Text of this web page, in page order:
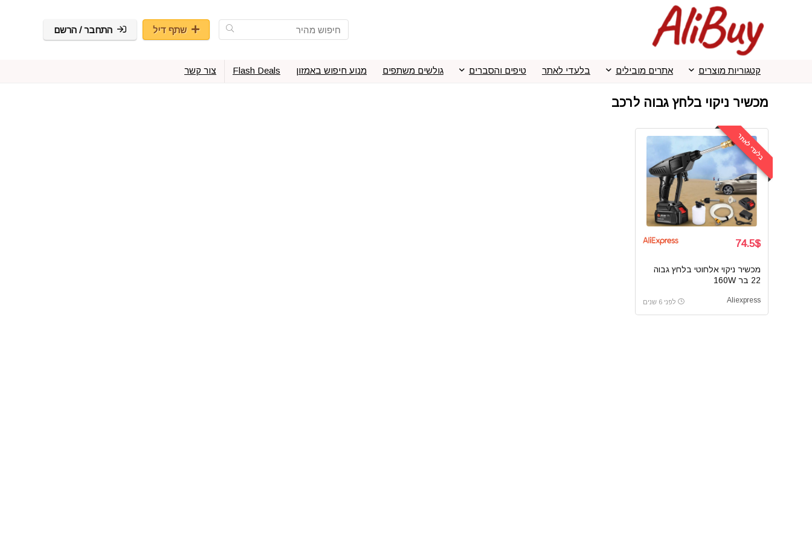
שתף דיל התחבר / הרשם
קטגוריות מוצרים אתרים מובילים בלעדי לאתר טיפים והסברים גולשים משתפים מנוע חיפוש באמזון Flash Deals צור קשר
מכשיר ניקוי בלחץ גבוה לרכב
בלעדי לאתר
74.5$
מכשיר ניקוי אלחוטי בלחץ גבוה
22 בר 160W
Aliexpress לפני 6 שנים